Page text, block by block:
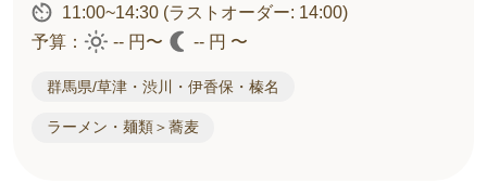
11:00~14:30 (ラストオーダー: 14:00)
予算：
-- 円〜 -- 円 〜
群馬県/草津・渋川・伊香保・榛名
ラーメン・麺類＞蕎麦